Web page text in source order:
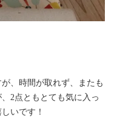
、時間が取れず、またも
2点ともとても気に入っ
いです！